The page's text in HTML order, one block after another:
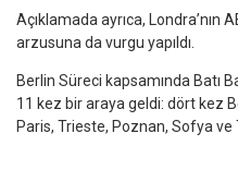
Açıklamada ayrıca, Londra’nın
arzusuna da vurgu yapıldı.
Berlin Süreci kapsamında Batı
11 kez bir araya geldi: dört kez
Paris, Trieste, Poznan, Sofya ve